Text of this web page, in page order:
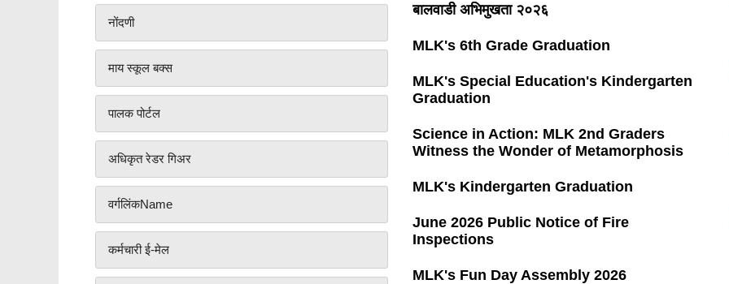
नोंदणी
माय स्कूल बक्स
पालक पोर्टल
अधिकृत रेडर गिअर
वर्गलिंकName
कर्मचारी ई-मेल
बालवाडी अभिमुखता २०२६
MLK's 6th Grade Graduation
MLK's Special Education's Kindergarten
Graduation
Science in Action: MLK 2nd Graders
Witness the Wonder of Metamorphosis
MLK's Kindergarten Graduation
June 2026 Public Notice of Fire
Inspections
MLK's Fun Day Assembly 2026